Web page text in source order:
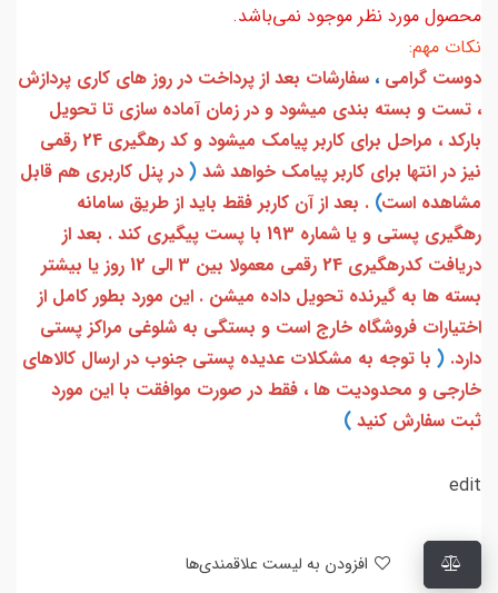
محصول مورد نظر موجود نمی‌باشد.
نکات مهم:
دوست گرامی ، سفارشات بعد از پرداخت در روز های کاری پردازش
، تست و بسته بندی میشود و در زمان آماده سازی تا تحویل
بارکد ، مراحل برای کاربر پیامک میشود و کد رهگیری 24 رقمی
نیز در انتها برای کاربر پیامک خواهد شد ( در پنل کاربری هم قابل
مشاهده است) . بعد از آن کاربر فقط باید از طریق سامانه
رهگیری پستی و یا شماره 193 با پست پیگیری کند . بعد از
دریافت کدرهگیری 24 رقمی معمولا بین 3 الی 12 روز یا بیشتر
بسته ها به گیرنده تحویل داده میشن . این مورد بطور کامل از
اختیارات فروشگاه خارج است و بستگی به شلوغی مراکز پستی
دارد. ( با توجه به مشکلات عدیده پستی جنوب در ارسال کالاهای
خارجی و محدودیت ها ، فقط در صورت موافقت با این مورد
ثبت سفارش کنید )
edit